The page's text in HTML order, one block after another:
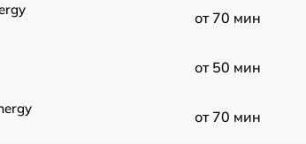
от 70 мин
от 50 мин
от 70 мин